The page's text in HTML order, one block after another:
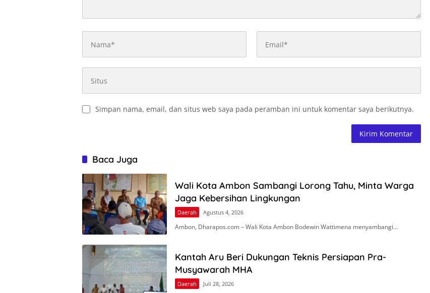
Simpan nama, email, dan situs web saya pada peramban ini untuk komentar saya berikutnya.
Baca Juga
Wali Kota Ambon Sambangi Lorong Tahu, Minta Warga
Jaga Kebersihan Lingkungan
Daerah Agustus 4, 2026
Ambon, Dharapos.com – Wali Kota Ambon Bodewin Wattimena menyambangi…
Kantah Aru Beri Dukungan Teknis Persiapan Pra-
Musyawarah MHA
Daerah Juli 28, 2026